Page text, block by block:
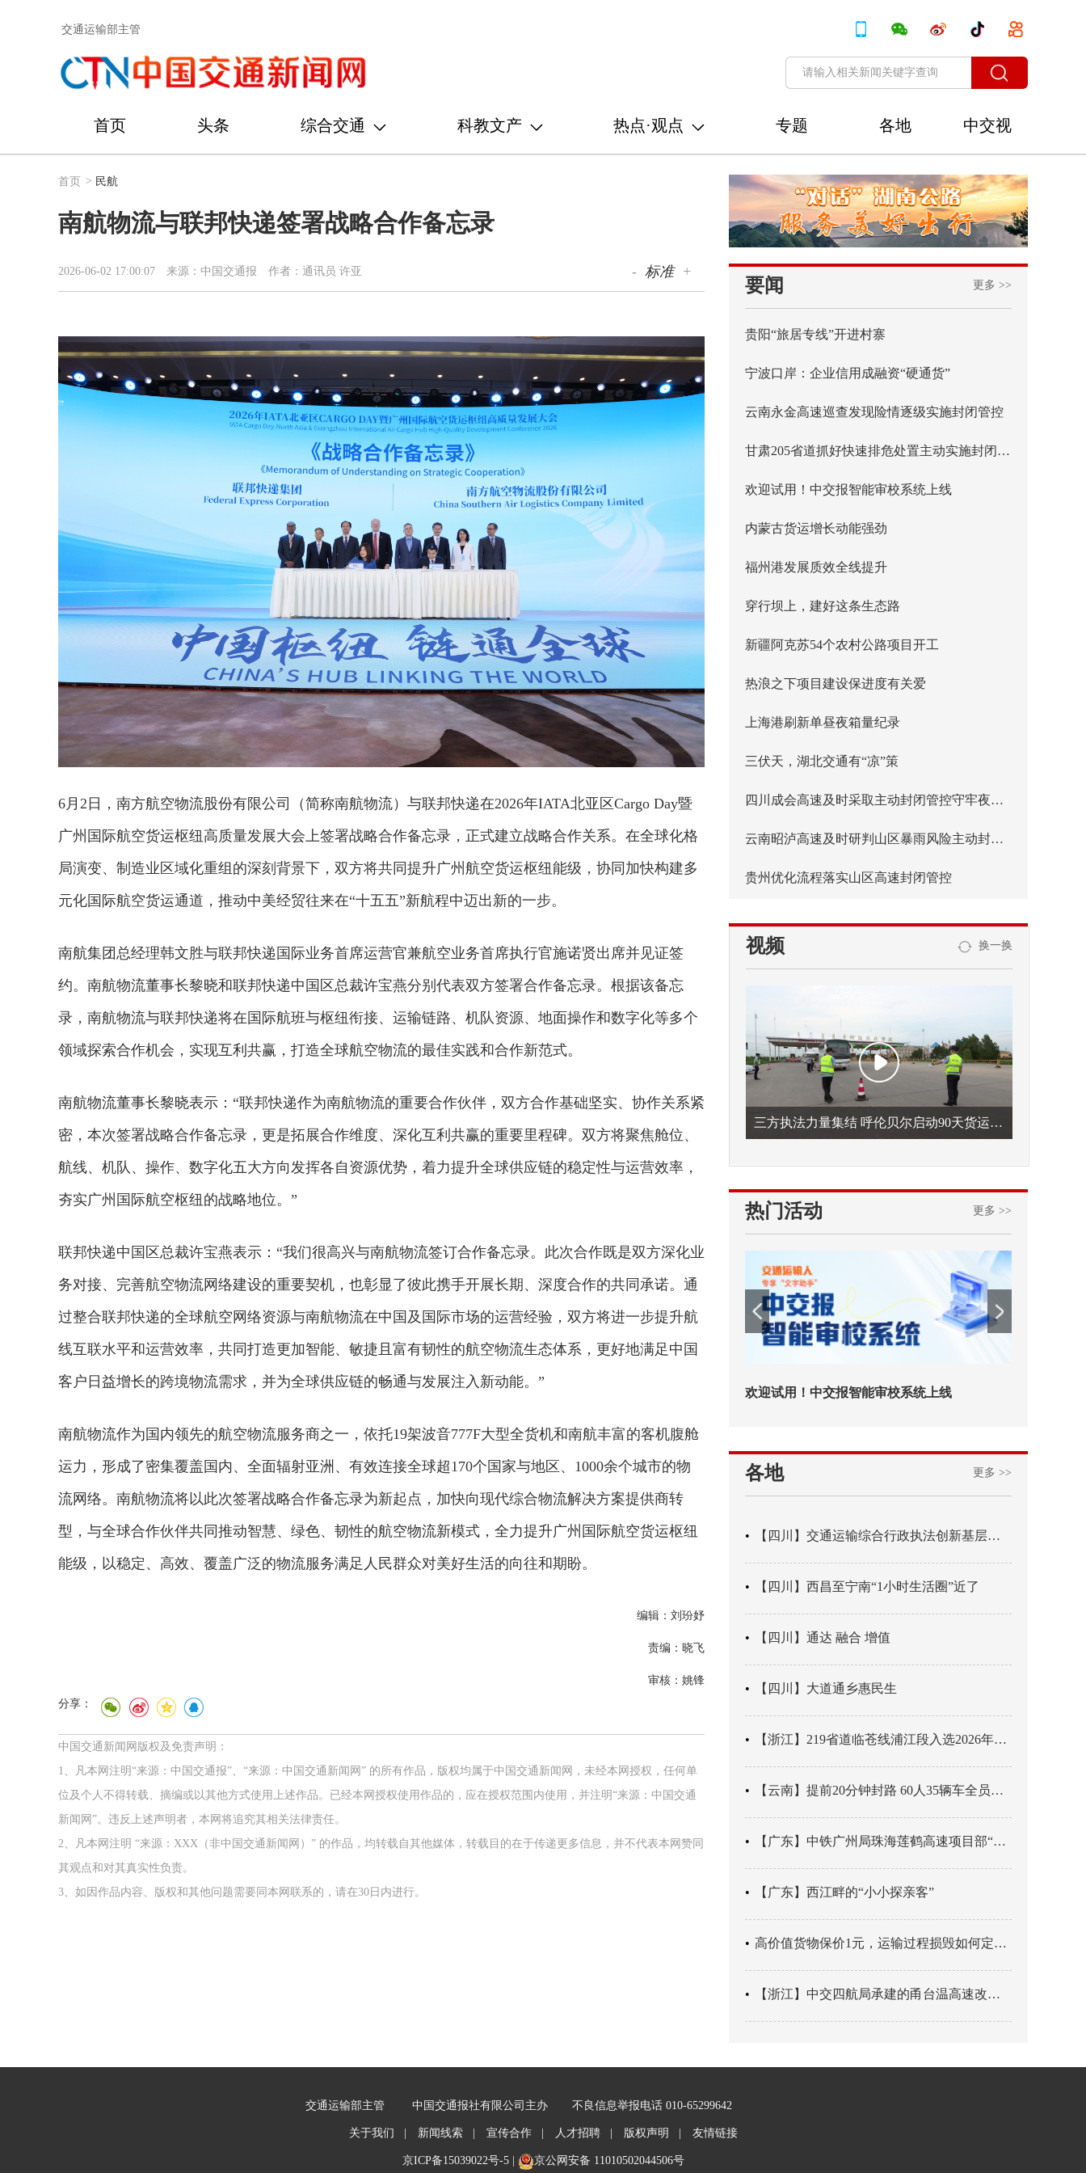
交通运输部主管
首页 头条 综合交通 科教文产 热点·观点 专题 各地
中交视
讯
首页 > 民航
南航物流与联邦快递签署战略合作备忘录
2026-06-02 17:00:07 来源：中国交通报 作者：通讯员 许亚 - 标准 +
6月2日，南方航空物流股份有限公司（简称南航物流）与联邦快递在2026年IATA北亚区Cargo Day暨
广州国际航空货运枢纽高质量发展大会上签署战略合作备忘录，正式建立战略合作关系。在全球化格
局演变、制造业区域化重组的深刻背景下，双方将共同提升广州航空货运枢纽能级，协同加快构建多
元化国际航空货运通道，推动中美经贸往来在“十五五”新航程中迈出新的一步。
南航集团总经理韩文胜与联邦快递国际业务首席运营官兼航空业务首席执行官施诺贤出席并见证签
约。南航物流董事长黎晓和联邦快递中国区总裁许宝燕分别代表双方签署合作备忘录。根据该备忘
录，南航物流与联邦快递将在国际航班与枢纽衔接、运输链路、机队资源、地面操作和数字化等多个
领域探索合作机会，实现互利共赢，打造全球航空物流的最佳实践和合作新范式。
南航物流董事长黎晓表示：“联邦快递作为南航物流的重要合作伙伴，双方合作基础坚实、协作关系紧
密，本次签署战略合作备忘录，更是拓展合作维度、深化互利共赢的重要里程碑。双方将聚焦舱位、
航线、机队、操作、数字化五大方向发挥各自资源优势，着力提升全球供应链的稳定性与运营效率，
夯实广州国际航空枢纽的战略地位。”
联邦快递中国区总裁许宝燕表示：“我们很高兴与南航物流签订合作备忘录。此次合作既是双方深化业
务对接、完善航空物流网络建设的重要契机，也彰显了彼此携手开展长期、深度合作的共同承诺。通
过整合联邦快递的全球航空网络资源与南航物流在中国及国际市场的运营经验，双方将进一步提升航
线互联水平和运营效率，共同打造更加智能、敏捷且富有韧性的航空物流生态体系，更好地满足中国
客户日益增长的跨境物流需求，并为全球供应链的畅通与发展注入新动能。”
南航物流作为国内领先的航空物流服务商之一，依托19架波音777F大型全货机和南航丰富的客机腹舱
运力，形成了密集覆盖国内、全面辐射亚洲、有效连接全球超170个国家与地区、1000余个城市的物
流网络。南航物流将以此次签署战略合作备忘录为新起点，加快向现代综合物流解决方案提供商转
型，与全球合作伙伴共同推动智慧、绿色、韧性的航空物流新模式，全力提升广州国际航空货运枢纽
能级，以稳定、高效、覆盖广泛的物流服务满足人民群众对美好生活的向往和期盼。
编辑：刘玢妤
责编：晓飞
审核：姚锋
分享：
中国交通新闻网版权及免责声明：
1、凡本网注明“来源：中国交通报”、“来源：中国交通新闻网” 的所有作品，版权均属于中国交通新闻网，未经本网授权，任何单
位及个人不得转载、摘编或以其他方式使用上述作品。已经本网授权使用作品的，应在授权范围内使用，并注明“来源：中国交通
新闻网”。违反上述声明者，本网将追究其相关法律责任。
2、凡本网注明 “来源：XXX（非中国交通新闻网）” 的作品，均转载自其他媒体，转载目的在于传递更多信息，并不代表本网赞同
其观点和对其真实性负责。
3、如因作品内容、版权和其他问题需要同本网联系的，请在30日内进行。
要闻 更多 >>
贵阳“旅居专线”开进村寨
宁波口岸：企业信用成融资“硬通货”
云南永金高速巡查发现险情逐级实施封闭管控
甘肃205省道抓好快速排危处置主动实施封闭管控
欢迎试用！中交报智能审校系统上线
内蒙古货运增长动能强劲
福州港发展质效全线提升
穿行坝上，建好这条生态路
新疆阿克苏54个农村公路项目开工
热浪之下项目建设保进度有关爱
上海港刷新单昼夜箱量纪录
三伏天，湖北交通有“凉”策
四川成会高速及时采取主动封闭管控守牢夜间安全防线
云南昭泸高速及时研判山区暴雨风险主动封闭管控
贵州优化流程落实山区高速封闭管控
视频 换一换
三方执法力量集结 呼伦贝尔启动90天货运车辆违法专项整治
热门活动 更多 >>
2026年中国航海日论坛 交通运输执法“我是大队长”主题活动 欢迎试用！中交报智能审校系统上线
各地 更多 >>
【四川】交通运输综合行政执法创新基层辖区治理“4+3” 新模式
【四川】西昌至宁南“1小时生活圈”近了
【四川】通达 融合 增值
【四川】大道通乡惠民生
【浙江】219省道临苍线浦江段入选2026年度美丽公路项目展示交流活动名单
【云南】提前20分钟封路 60人35辆车全员平安
【广东】中铁广州局珠海莲鹤高速项目部“靶向施训”筑牢应急处置防线
【广东】西江畔的“小小探亲客”
高价值货物保价1元，运输过程损毁如何定责？
【浙江】中交四航局承建的甬台温高速改扩建工程台州南段TJ06标段恢复双向通行
交通运输部主管 中国交通报社有限公司主办 不良信息举报电话 010-65299642
关于我们 | 新闻线索 | 宣传合作 | 人才招聘 | 版权声明 | 友情链接
京ICP备15039022号-5| 京公网安备 11010502044506号